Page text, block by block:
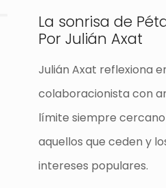
La sonrisa de
Por Julián Axat
Julián Axat reflexiona
colaboracionista con
límite siempre
aquellos que ceden y
intereses populares.